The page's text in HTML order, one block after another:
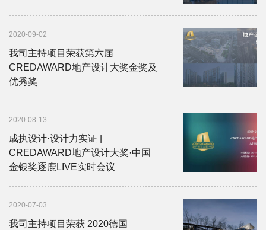
2020-09-02
我司主持项目荣获第六届
CREDAWARD地产设计大奖金奖及
优秀奖
2020-08-13
成执设计·设计力实证 |
CREDAWARD地产设计大奖·中国
金银奖逐鹿LIVE实时会议
2020-07-03
我司主持项目荣获 2020德国